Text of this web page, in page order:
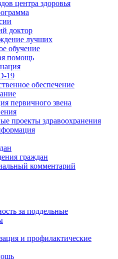
центра здоровья
доктор
лучших
обучение
помощь
19
обеспечение
первичного звена
проекты здравоохранения
граждан
комментарий
за поддельные
и профилактические